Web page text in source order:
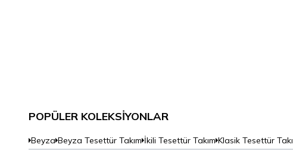
POPÜLER KOLEKSIYONLAR
Beyza Beyza Tesettür Takım İkili Tesettür Takım Klasik Tesettür